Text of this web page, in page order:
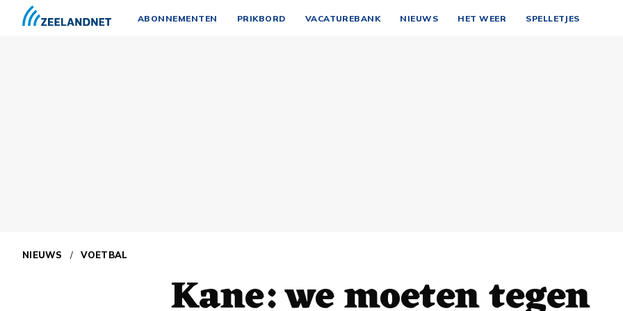
ABONNEMENTEN PRIKBORD VACATUREBANK NIEUWS HET WEER SPELLETJES
NIEUWS / VOETBAL